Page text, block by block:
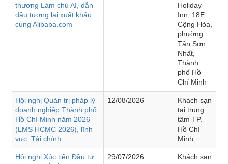
thương Làm chủ AI, dẫn
đầu tương lai xuất khẩu
cùng Alibaba.com
Holiday
Inn, 18E
Cộng Hòa,
phường
Tân Sơn
Nhất,
Thành
phố Hồ
Chí Minh
Hội nghị Quản trị pháp lý
doanh nghiệp Thành phố
Hồ Chí Minh năm 2026
(LMS HCMC 2026), lĩnh
vực: Tài chính
12/08/2026
Khách sạn
tại trung
tâm TP.
Hồ Chí
Minh
Hội nghị Xúc tiến Đầu tư
29/07/2026
Khách sạn